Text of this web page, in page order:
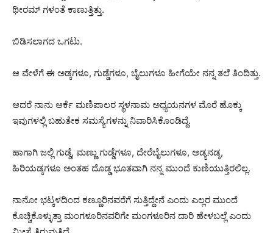
ಥೀರಮ್ ಗಳಂತೆ ಕಾಣುತ್ತಿತ್ತು.
ಬಿಡಿಸಲಾಗದ ಒಗಟು.
ಆ ವೇಳೆಗೆ ಈ ಅಡ್ಕಗಳೂ, ಗುಡ್ಡೆಗಳೂ, ಬೈಲುಗಳೂ ಹೀಗೆಯೇ ನನ್ನ ತಲೆ ತಿಂದಿತ್ತು.
ಆದರೆ ನಾನು ಆರ್ಕೆ ಮಣಿಪಾಲರ ಸ್ಥಳನಾಮ ಅಧ್ಯಯನಗಳ ಮೊರೆ ಹೊಕ್ಕು
ಇವುಗಳಲ್ಲಿ ಬಹುತೇಕ ಸಮಸ್ಯೆಗಳನ್ನು ನಿವಾರಿಸಿಕೊಂಡಿದ್ದೆ.
ಹಾಗಾಗಿ ಜಲ್ಲಿ ಗುಡ್ಡೆ, ಮಣ್ಣು ಗುಡ್ಡೆಗಳೂ, ದೇರೆಬೈಲುಗಳೂ, ಅಡ್ಯನಡ್ಕ,
ಹಿರಿಯಡ್ಕಗಳೂ ಅಂತಹ ದೊಡ್ಡ ಭೂತವಾಗಿ ನನ್ನ ಮುಂದೆ ಕುಣಿಯುತ್ತಿರಲಿಲ್ಲ.
ನಾನೋ ಭಟ್ಕಳದಿಂದ ಕಣ್ಣೂರಿನವರೆಗೆ ಸುತ್ತಿದ್ದೇನೆ ಎಂದು ಎಲ್ಲರ ಮುಂದೆ
ಕೊಚ್ಚಿಕೊಳ್ಳುತ್ತಾ ಮಂಗಳೂರಿನವರಿಗೇ ಮಂಗಳೂರಿನ ದಾರಿ ಹೇಳಬಲ್ಲೆ ಎಂದು